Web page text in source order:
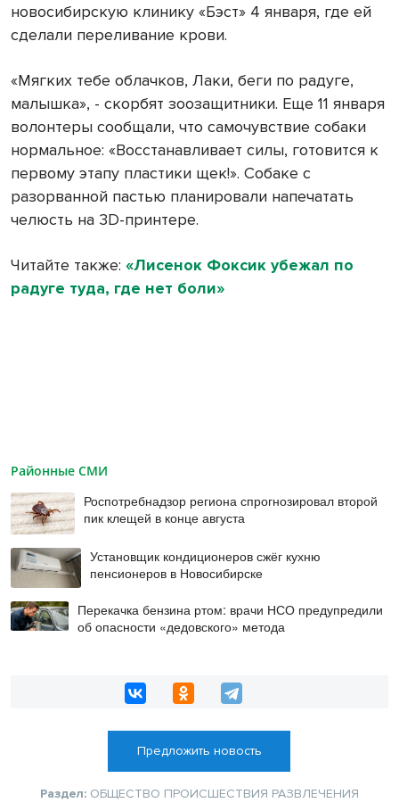
новосибирскую клинику «Бэст» 4 января, где ей
сделали переливание крови.
«Мягких тебе облачков, Лаки, беги по радуге,
малышка», - скорбят зоозащитники. Еще 11 января
волонтеры сообщали, что самочувствие собаки
нормальное: «Восстанавливает силы, готовится к
первому этапу пластики щек!». Собаке с
разорванной пастью планировали напечатать
челюсть на 3D-принтере.
Читайте также: «Лисенок Фоксик убежал по
радуге туда, где нет боли»
Районные СМИ
Роспотребнадзор региона спрогнозировал второй
пик клещей в конце августа
Установщик кондиционеров сжёг кухню
пенсионеров в Новосибирске
Перекачка бензина ртом: врачи НСО предупредили
об опасности «дедовского» метода
Предложить новость
Раздел: ОБЩЕСТВО ПРОИСШЕСТВИЯ РАЗВЛЕЧЕНИЯ